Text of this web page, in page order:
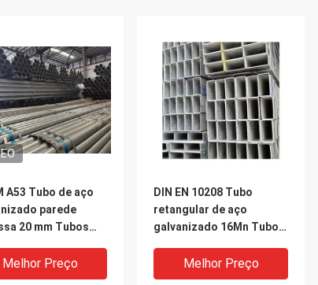
A53 Tubo de aço
parede
20 mm Tubos
Melhor Preço
DIN EN 10208 Tubo
retangular de aço
galvanizado 16Mn Tubo
Melhor Preço